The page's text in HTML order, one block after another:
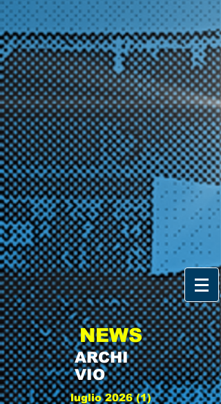
NEWS
ARCHI
VIO
luglio 2026 (1)1 post